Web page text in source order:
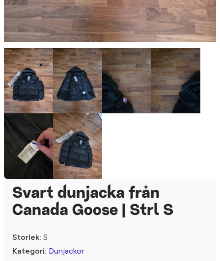
Svart dunjacka från
Canada Goose | Strl S
Storlek: S
Kategori: Dunjackor